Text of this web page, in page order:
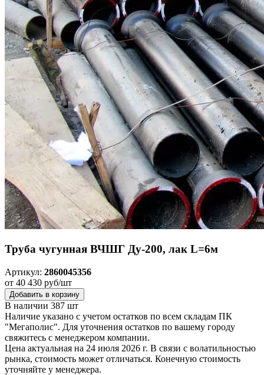
Труба чугунная ВЧШГ Ду-200, лак L=6м
Артикул: 2860045356
от 40 430 руб/шт
Добавить в корзину
В наличии 387 шт
Наличие указано с учетом остатков по всем складам ПК
"Мегаполис". Для уточнения остатков по вашему городу
свяжитесь с менеджером компании.
Цена актуальная на 24 июля 2026 г. В связи с волатильностью
рынка, стоимость может отличаться. Конечную стоимость
уточняйте у менеджера.